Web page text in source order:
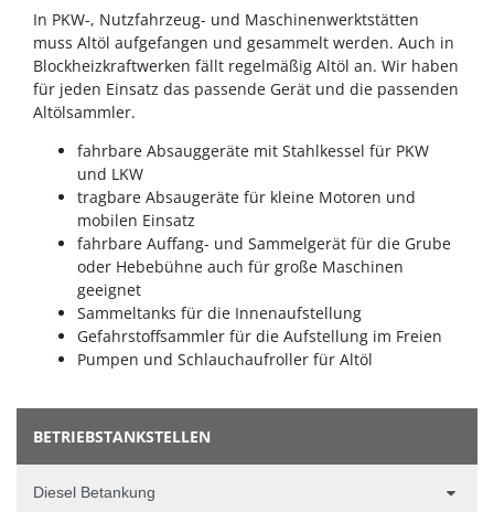
BETRIEBSTANKSTELLEN
Diesel Betankung
In PKW-, Nutzfahrzeug- und Maschinenwerktstätten
muss Altöl aufgefangen und gesammelt werden. Auch in
Blockheizkraftwerken fällt regelmäßig Altöl an. Wir haben
für jeden Einsatz das passende Gerät und die passenden
Altölsammler.
fahrbare Absauggeräte mit Stahlkessel für PKW
und LKW
tragbare Absaugeräte für kleine Motoren und
mobilen Einsatz
fahrbare Auffang- und Sammelgerät für die Grube
oder Hebebühne auch für große Maschinen
geeignet
Sammeltanks für die Innenaufstellung
Gefahrstoffsammler für die Aufstellung im Freien
Pumpen und Schlauchaufroller für Altöl